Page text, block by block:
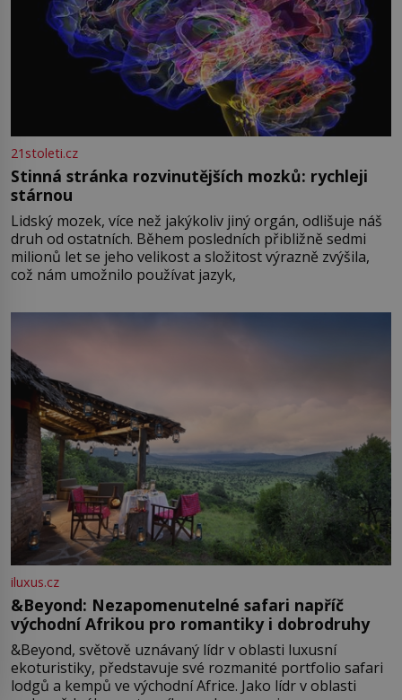
21stoleti.cz
Stinná stránka rozvinutějších mozků: rychleji
stárnou
Lidský mozek, více než jakýkoliv jiný orgán, odlišuje náš
druh od ostatních. Během posledních přibližně sedmi
milionů let se jeho velikost a složitost výrazně zvýšila,
což nám umožnilo používat jazyk,
iluxus.cz
&Beyond: Nezapomenutelné safari napříč
východní Afrikou pro romantiky i dobrodruhy
&Beyond, světově uznávaný lídr v oblasti luxusní
ekoturistiky, představuje své rozmanité portfolio safari
lodgů a kempů ve východní Africe. Jako lídr v oblasti